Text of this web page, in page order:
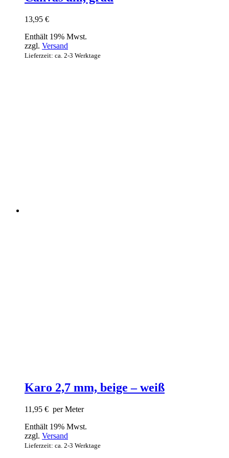
13,95 €
Enthält 19% Mwst.
zzgl. Versand
Lieferzeit: ca. 2-3 Werktage
Karo 2,7 mm, beige – weiß
11,95 € per Meter
Enthält 19% Mwst.
zzgl. Versand
Lieferzeit: ca. 2-3 Werktage